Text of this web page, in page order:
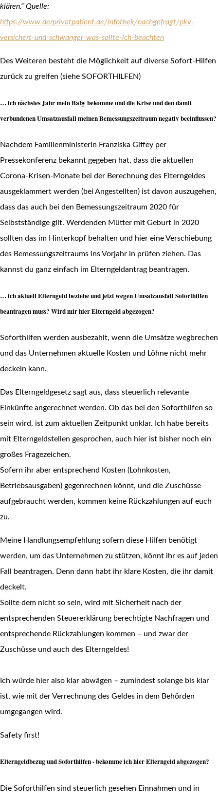
klären.” Quelle:
https://www.derprivatpatient.de/infothek/nachgefragt/pkv-
versichert-und-schwanger-was-sollte-ich-beachten
Des Weiteren besteht die Möglichkeit auf diverse Sofort-Hilfen
zurück zu greifen (siehe SOFORTHILFEN)
… ich nächstes Jahr mein Baby bekomme und die Krise und den damit
verbundenen Umsatzausfall meinen Bemessungszeitraum negativ beeinflussen?
Nachdem Familienministerin Franziska Giffey per
Pressekonferenz bekannt gegeben hat, dass die aktuellen
Corona-Krisen-Monate bei der Berechnung des Elterngeldes
ausgeklammert werden (bei Angestellten) ist davon auszugehen,
dass das auch bei den Bemessungszeitraum 2020 für
Selbstständige gilt. Werdenden Mütter mit Geburt in 2020
sollten das im Hinterkopf behalten und hier eine Verschiebung
des Bemessungszeitraums ins Vorjahr in prüfen ziehen. Das
kannst du ganz einfach im Elterngeldantrag beantragen.
… ich aktuell Elterngeld beziehe und jetzt wegen Umsatzausfall Soforthilfen
beantragen muss? Wird mir hier Elterngeld abgezogen?
Soforthilfen werden ausbezahlt, wenn die Umsätze wegbrechen
und das Unternehmen aktuelle Kosten und Löhne nicht mehr
deckeln kann.
Das Elterngeldgesetz sagt aus, dass steuerlich relevante
Einkünfte angerechnet werden. Ob das bei den Soforthilfen so
sein wird, ist zum aktuellen Zeitpunkt unklar. Ich habe bereits
mit Elterngeldstellen gesprochen, auch hier ist bisher noch ein
großes Fragezeichen.
Sofern ihr aber entsprechend Kosten (Lohnkosten,
Betriebsausgaben) gegenrechnen könnt, und die Zuschüsse
aufgebraucht werden, kommen keine Rückzahlungen auf euch
zu.
Meine Handlungsempfehlung sofern diese Hilfen benötigt
werden, um das Unternehmen zu stützen, könnt ihr es auf jeden
Fall beantragen. Denn dann habt ihr klare Kosten, die ihr damit
deckelt.
Sollte dem nicht so sein, wird mit Sicherheit nach der
entsprechenden Steuererklärung berechtigte Nachfragen und
entsprechende Rückzahlungen kommen – und zwar der
Zuschüsse und auch des Elterngeldes!
Ich würde hier also klar abwägen – zumindest solange bis klar
ist, wie mit der Verrechnung des Geldes in dem Behörden
umgegangen wird.
Safety first!
Elterngeldbezug und Soforthilfen - bekomme ich hier Elterngeld abgezogen?
Die Soforthilfen sind steuerlich gesehen Einnahmen und in